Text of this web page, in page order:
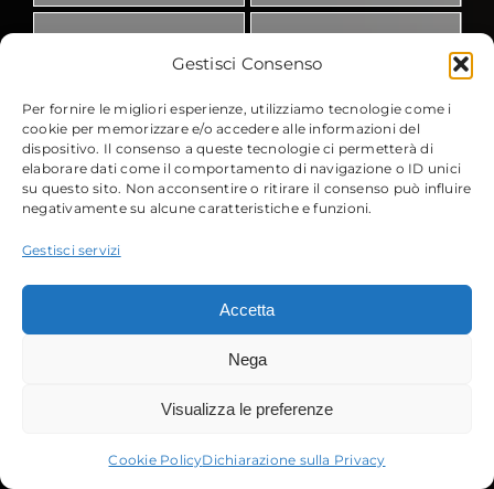
Gestisci Consenso
Per fornire le migliori esperienze, utilizziamo tecnologie come i
cookie per memorizzare e/o accedere alle informazioni del
dispositivo. Il consenso a queste tecnologie ci permetterà di
elaborare dati come il comportamento di navigazione o ID unici
su questo sito. Non acconsentire o ritirare il consenso può influire
negativamente su alcune caratteristiche e funzioni.
Gestisci servizi
Accetta
Nega
Visualizza le preferenze
Cookie PolicyDichiarazione sulla Privacy
Spreafico
Comedy